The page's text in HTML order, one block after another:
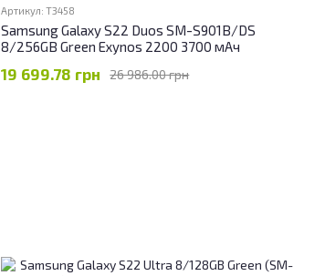
Артикул: T3458
Samsung Galaxy S22 Duos SM-S901B/DS
8/256GB Green Exynos 2200 3700 мАч
26 986.00 грн
19 699.78 грн